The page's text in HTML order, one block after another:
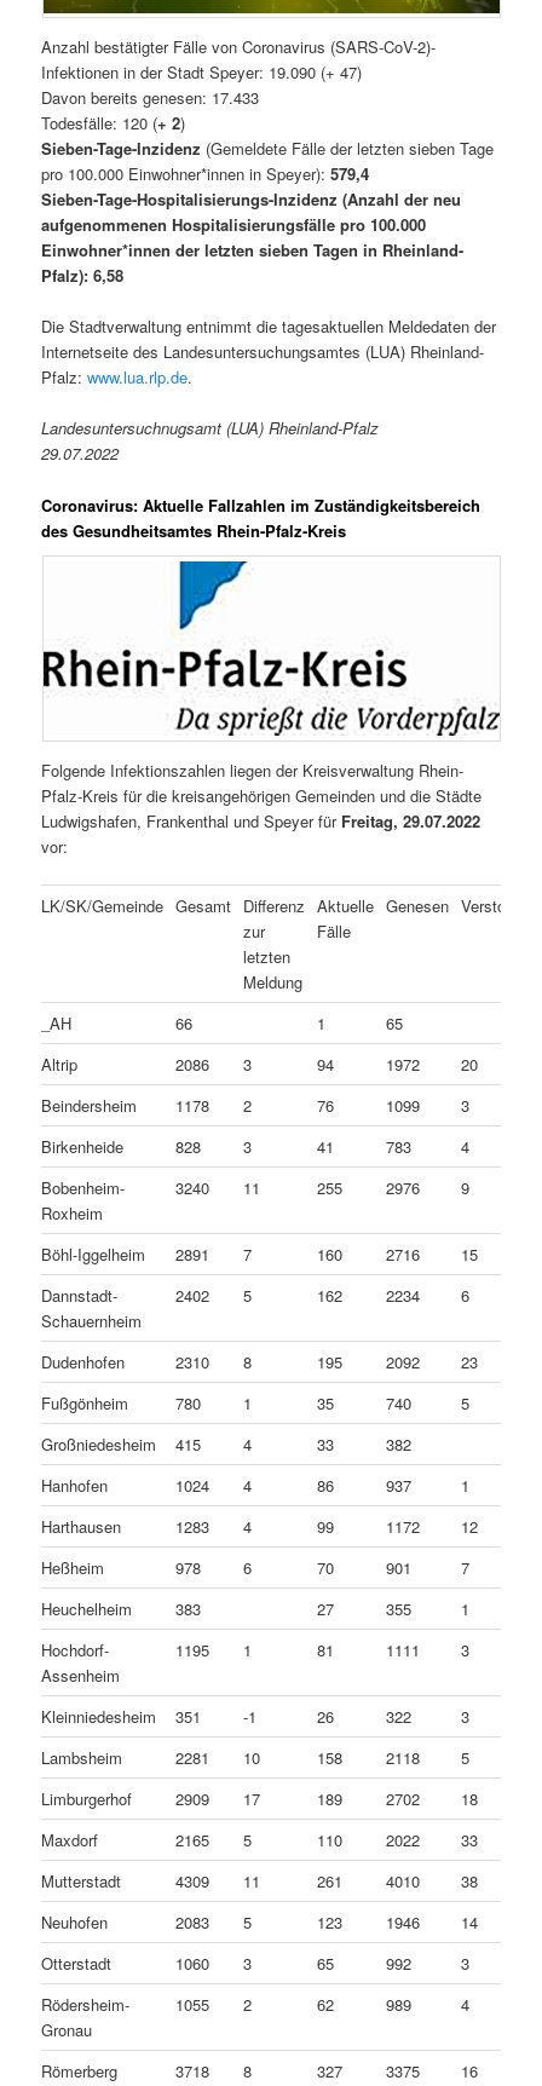
Anzahl bestätigter Fälle von Coronavirus (SARS-CoV-2)-
Infektionen in der Stadt Speyer: 19.090 (+ 47)
Davon bereits genesen: 17.433
Todesfälle: 120 (+ 2)
Sieben-Tage-Inzidenz (Gemeldete Fälle der letzten sieben Tage
pro 100.000 Einwohner*innen in Speyer): 579,4
Sieben-Tage-Hospitalisierungs-Inzidenz (Anzahl der neu
aufgenommenen Hospitalisierungsfälle pro 100.000
Einwohner*innen der letzten sieben Tagen in Rheinland-
Pfalz): 6,58
Die Stadtverwaltung entnimmt die tagesaktuellen Meldedaten der
Internetseite des Landesuntersuchungsamtes (LUA) Rheinland-
Pfalz:www.lua.rlp.de.
Landesuntersuchnugsamt (LUA) Rheinland-Pfalz
29.07.2022
Coronavirus: Aktuelle Fallzahlen im Zuständigkeitsbereich
des Gesundheitsamtes Rhein-Pfalz-Kreis
Folgende Infektionszahlen liegen der Kreisverwaltung Rhein-
Pfalz-Kreis für die kreisangehörigen Gemeinden und die Städte
Ludwigshafen, Frankenthal und Speyer für Freitag, 29.07.2022
vor:
LK/SK/Gemeinde Gesamt Differenz
zur
letzten
Meldung
Aktuelle
Fälle
Genesen Verstorben
_AH 66 1
65
Altrip
2086 3 94 1972
20
Beindersheim
1178 2 76 1099
3
Birkenheide
828 3 41 783
4
Bobenheim-
Roxheim
3240 11 255 2976 9
Böhl-Iggelheim 2891 7 160 2716
15
Dannstadt-
Schauernheim
2402 5 162 2234 6
Dudenhofen 2310 8 195 2092
23
Fußgönheim
780 1 35 740
5
Großniedesheim
415 4 33
382
Hanhofen
1024 4 86 937
1
Harthausen
1283 4 99 1172
12
Heßheim
978 6 70 901
7
Heuchelheim
383 27 355
1
Hochdorf-
Assenheim
1195 1 81 1111 3
Kleinniedesheim 351 -1 26 322
3
Lambsheim
2281 10 158 2118
5
Limburgerhof
2909 17 189 2702
18
Maxdorf
2165 5 110 2022
33
Mutterstadt
4309 11 261 4010
38
Neuhofen
2083 5 123 1946
14
Otterstadt
1060 3 65 992
3
Rödersheim-
Gronau
1055 2 62 989 4
Römerberg 3718 8 327 3375 16